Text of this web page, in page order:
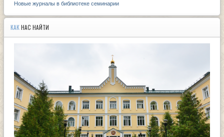
Новые журналы в библиотеке семинарии
КАКНАС НАЙТИ